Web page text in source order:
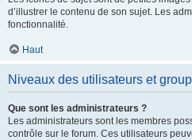
d’illustrer le contenu de son sujet. Les
fonctionnalité.
Haut
Niveaux des utilisateurs et
Que sont les administrateurs ?
Les administrateurs sont les membres
contrôle sur le forum. Ces utilisateurs